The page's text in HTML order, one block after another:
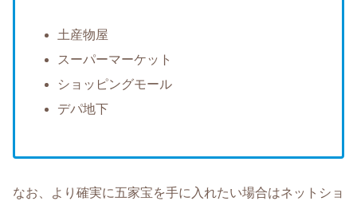
土産物屋
スーパーマーケット
ショッピングモール
デパ地下
なお、より確実に五家宝を手に入れたい場合はネットショ